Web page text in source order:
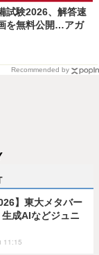
試験2026、解答速
を無料公開…アガ
Recommended by
】東大メタバー
生成AIなどジュニ
11:15